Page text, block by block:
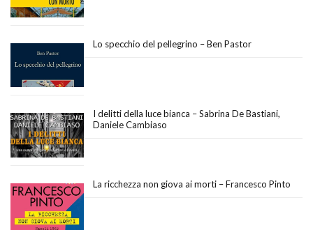
Lo specchio del pellegrino – Ben Pastor
I delitti della luce bianca – Sabrina De Bastiani,
Daniele Cambiaso
La ricchezza non giova ai morti – Francesco Pinto